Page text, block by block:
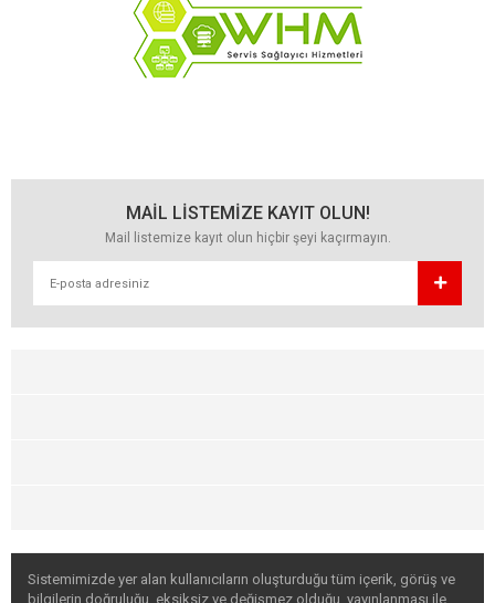
MAİL LİSTEMİZE KAYIT OLUN!
Mail listemize kayıt olun hiçbir şeyi kaçırmayın.
Sistemimizde yer alan kullanıcıların oluşturduğu tüm içerik, görüş ve
bilgilerin doğruluğu, eksiksiz ve değişmez olduğu, yayınlanması ile